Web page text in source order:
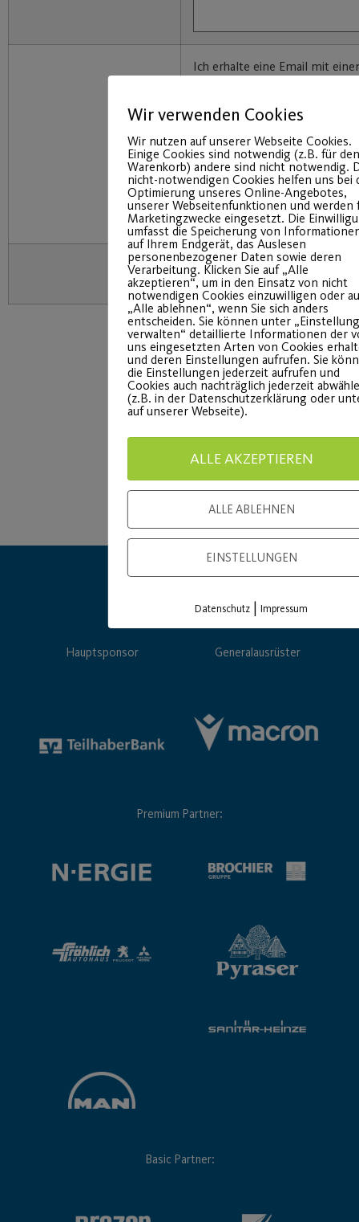
Ich erhalte eine Email mit
wirksam.
Das Transparenzdokument (
gelesen und akzeptiere diese
“jetzt kostenpflichtig
Einverständnis zur
persönlichen Daten für rein
organisatorische Zwecke.
Hauptsponsor Generalausrüster
Premium Partner:
Basic Partner:
Wir verwenden Cookies
Wir nutzen auf unserer Webseite Cookies.
Einige Cookies sind notwendig (z.B. für den
Warenkorb) andere sind nicht notwendig.
nicht-notwendigen Cookies helfen uns bei
Optimierung unseres Online-Angebotes,
unserer Webseitenfunktionen und werden
Marketingzwecke eingesetzt. Die
umfasst die Speicherung von
auf Ihrem Endgerät, das Auslesen
personenbezogener Daten sowie deren
Verarbeitung. Klicken Sie auf „Alle
akzeptieren“, um in den Einsatz von nicht
notwendigen Cookies einzuwilligen oder
„Alle ablehnen“, wenn Sie sich anders
entscheiden. Sie können unter
verwalten“ detaillierte Informationen der
uns eingesetzten Arten von Cookies
und deren Einstellungen aufrufen. Sie
die Einstellungen jederzeit aufrufen und
Cookies auch nachträglich jederzeit
(z.B. in der Datenschutzerklärung oder
auf unserer Webseite).
ALLE AKZEPTIEREN
ALLE ABLEHNEN
EINSTELLUNGEN
Datenschutz |Impressum